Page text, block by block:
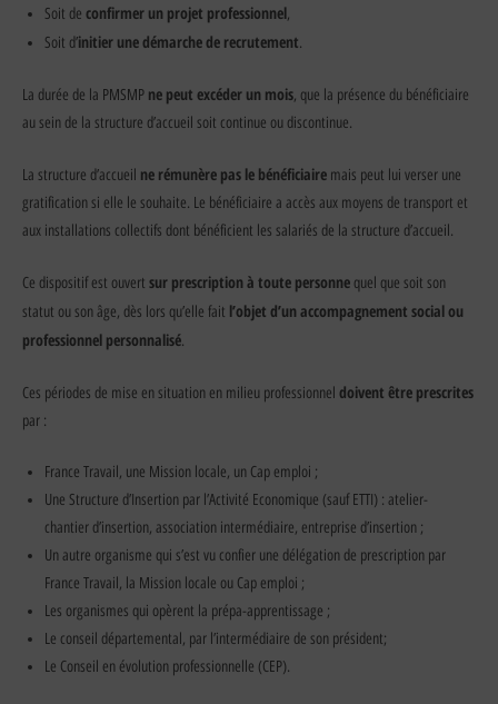
Soit de confirmer un projet professionnel,
Soit d’initier une démarche de recrutement.
La durée de la PMSMP ne peut excéder un mois, que la présence du bénéficiaire
au sein de la structure d’accueil soit continue ou discontinue.
La structure d’accueil ne rémunère pas le bénéficiaire mais peut lui verser une
gratification si elle le souhaite. Le bénéficiaire a accès aux moyens de transport et
aux installations collectifs dont bénéficient les salariés de la structure d’accueil.
Ce dispositif est ouvert sur prescription à toute personne quel que soit son
statut ou son âge, dès lors qu’elle fait l’objet d’un accompagnement social ou
professionnel personnalisé.
Ces périodes de mise en situation en milieu professionnel doivent être prescrites
par :
France Travail, une Mission locale, un Cap emploi ;
Une Structure d’Insertion par l’Activité Economique (sauf ETTI) : atelier-
chantier d’insertion, association intermédiaire, entreprise d’insertion ;
Un autre organisme qui s’est vu confier une délégation de prescription par
France Travail, la Mission locale ou Cap emploi ;
Les organismes qui opèrent la prépa-apprentissage ;
Le conseil départemental, par l’intermédiaire de son président;
Le Conseil en évolution professionnelle (CEP).